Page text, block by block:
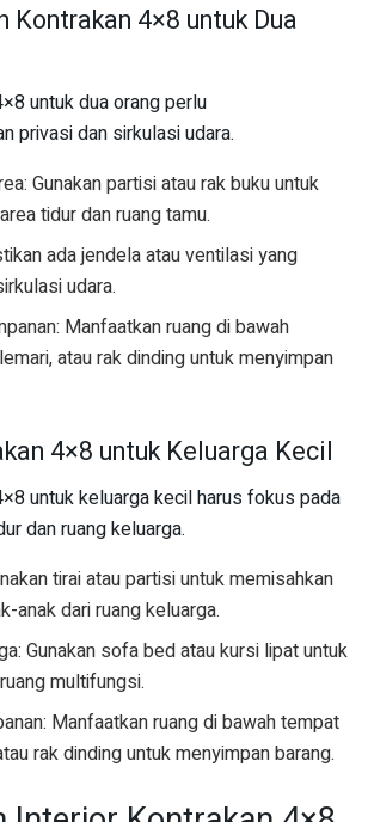
Kontrakan 4×8 untuk Dua
untuk dua orang perlu
privasi dan sirkulasi udara.
Gunakan partisi atau rak buku untuk
tidur dan ruang tamu.
ada jendela atau ventilasi yang
udara.
Manfaatkan ruang di bawah
atau rak dinding untuk menyimpan
4×8 untuk Keluarga Kecil
untuk keluarga kecil harus fokus pada
dan ruang keluarga.
tirai atau partisi untuk memisahkan
anak dari ruang keluarga.
Gunakan sofa bed atau kursi lipat untuk
multifungsi.
Manfaatkan ruang di bawah tempat
rak dinding untuk menyimpan barang.